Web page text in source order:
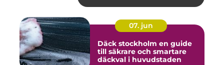
07. jun
Däck stockholm en guide
till säkrare och smartare
däckval i huvudstaden